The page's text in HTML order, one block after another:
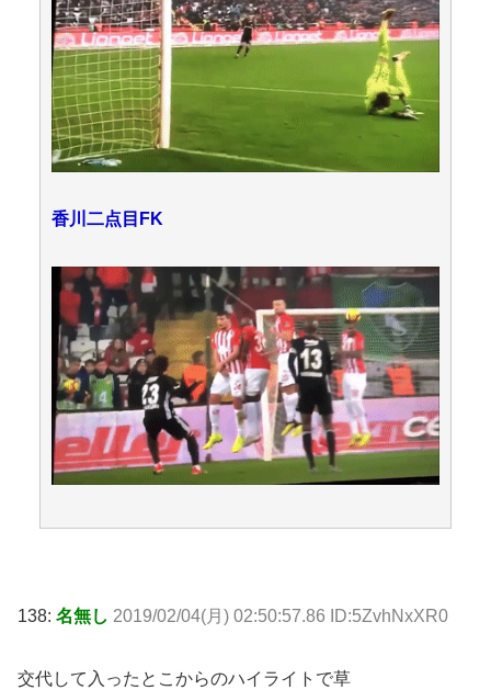
香川二点目FK
138: 名無し 2019/02/04(月) 02:50:57.86 ID:5ZvhNxXR0
交代して入ったとこからのハイライトで草